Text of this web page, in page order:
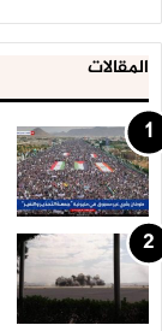
المقالات